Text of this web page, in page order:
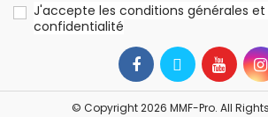
J'accepte les conditions générales
confidentialité
© Copyright 2026 MMF-Pro. All